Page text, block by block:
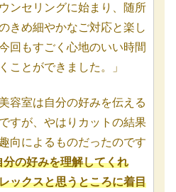
ンセリングに始まり、随所
きめ細やかなご対応と楽し
回もすごく心地のいい時間
ことができました。」
容室は自分の好みを伝える
すが、やはりカットの結果
向によるものだったのです
の好みを理解してくれ
ックスと思うところに着目